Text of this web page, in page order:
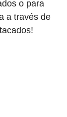
o para
a través de